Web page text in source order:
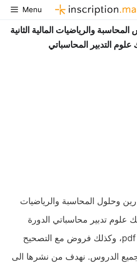
Aller
au
contenu
Menu
والرياضيات المالية الثانية
التدبير المحاسباتي
وحلول المحاسبة والرياضيات
علوم تدبير محاسباتي الدورة
الاولى و الدورة الثانية pdf، وكذلك فروض مع التصحيح
الدروس. نهدف من نشرها الى